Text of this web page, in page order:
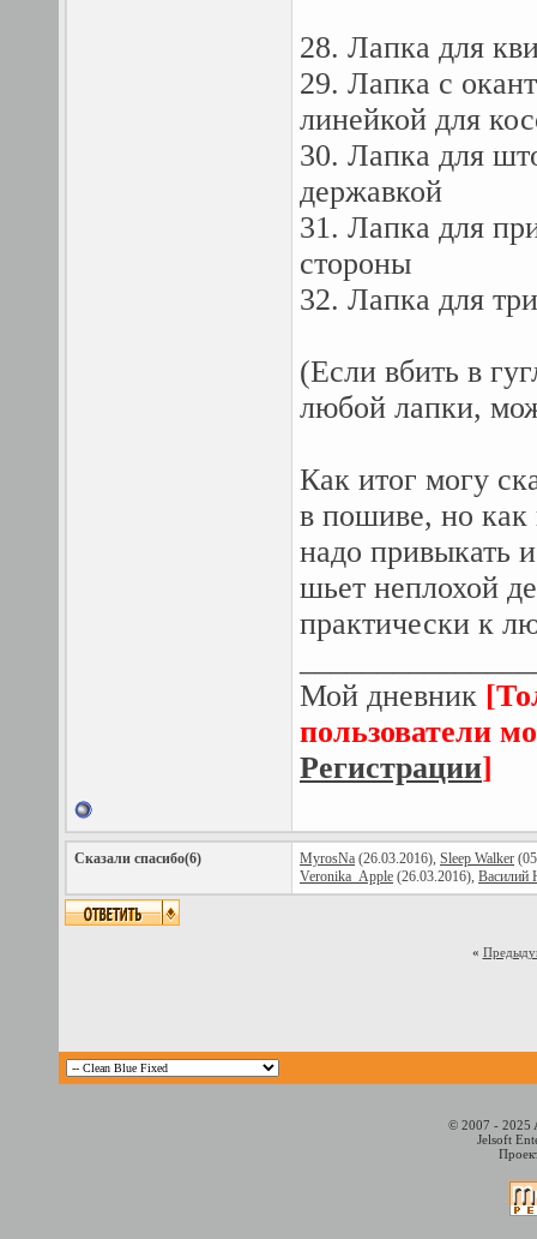
28. Лапка для
29. Лапка с
линейкой для
30. Лапка для
державкой
31. Лапка для
стороны
32. Лапка для
(Если вбить в
любой лапки,
Как итог могу
в пошиве, но
надо привыкать
шьет неплохой
практически к
Мой дневник
пользователи
Регистрации]
Сказали спасибо(6) MyrosNa (26.03.2016), Sleep Walker
Veronika_Apple (26.03.2016), Василий
«
© 2007 - 2025
Jelsoft